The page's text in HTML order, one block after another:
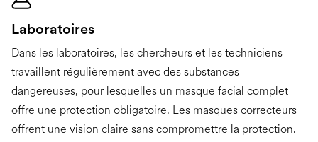
Laboratoires
Dans les laboratoires, les chercheurs et les techniciens
travaillent régulièrement avec des substances
dangereuses, pour lesquelles un masque facial complet
offre une protection obligatoire. Les masques correcteurs
offrent une vision claire sans compromettre la protection.